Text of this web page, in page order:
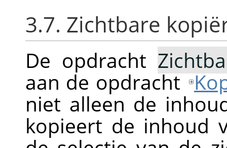
3.7. Zichtbare
De opdracht
aan de opdracht
niet alleen de
kopieert de inhoud